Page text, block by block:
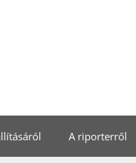
A riporterről